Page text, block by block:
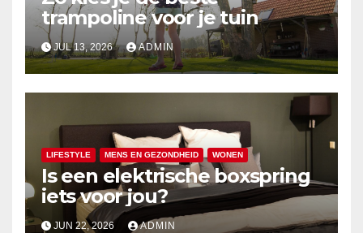
trampoline voor je tuin
JUL 13, 2026 ADMIN
LIFESTYLE MENS EN GEZONDHEID WONEN
Is een elektrische boxspring
iets voor jou?
JUN 22, 2026 ADMIN